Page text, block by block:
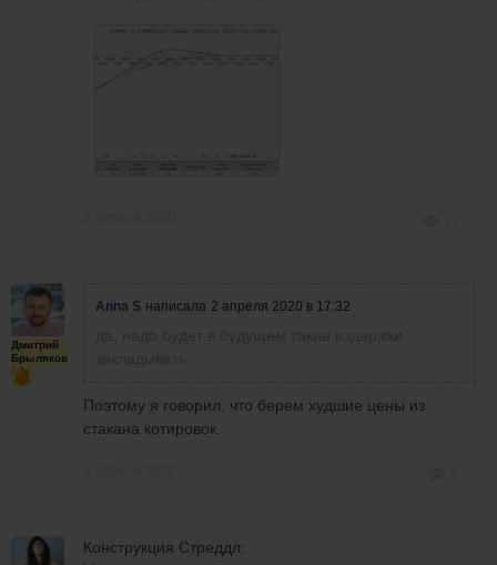
Дмитрий
Брыляков
Anna S написала 2 апреля 2020 в 17:32
Поэтому я говорил, что берем худшие цены из
стакана котировок.
Конструкция Стреддл: